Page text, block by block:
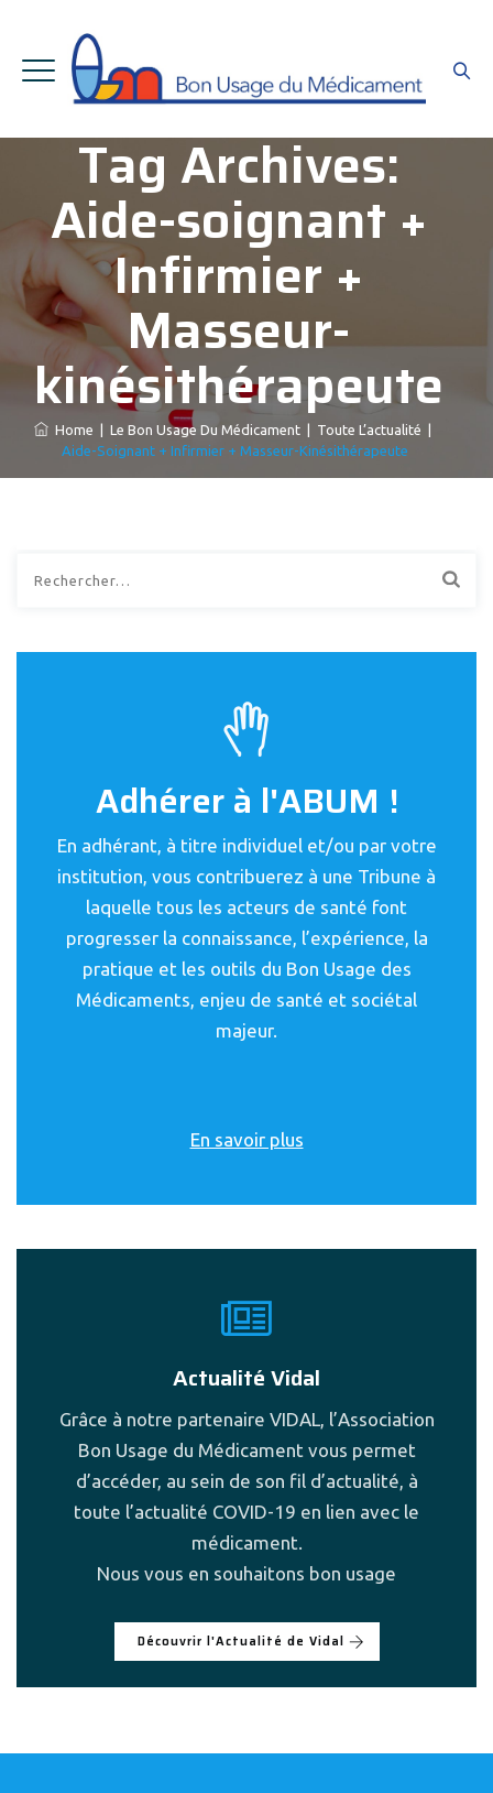
Tag Archives:
Aide-soignant +
Infirmier +
Masseur-
kinésithérapeute
Home Le Bon Usage Du Médicament Toute L’actualité
Aide-Soignant + Infirmier + Masseur-Kinésithérapeute
Adhérer à l'ABUM !
En adhérant, à titre individuel et/ou par votre
institution, vous contribuerez à une Tribune à
laquelle tous les acteurs de santé font
progresser la connaissance, l’expérience, la
pratique et les outils du Bon Usage des
Médicaments, enjeu de santé et sociétal
majeur.
En savoir plus
Actualité Vidal
Grâce à notre partenaire VIDAL, l’Association
Bon Usage du Médicament vous permet
d’accéder, au sein de son fil d’actualité, à
toute l’actualité COVID-19 en lien avec le
médicament.
Nous vous en souhaitons bon usage
Découvrir l'Actualité de Vidal